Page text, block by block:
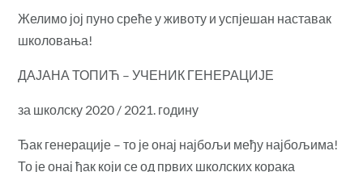
Желимо јој пуно среће у животу и успјешан наставак
школовања!
ДАЈАНА ТОПИЋ – УЧЕНИК ГЕНЕРАЦИЈЕ
за школску 2020 / 2021. годину
Ђак генерације – то је онај најбољи међу најбољима!
То је онај ђак који се од првих школских корака